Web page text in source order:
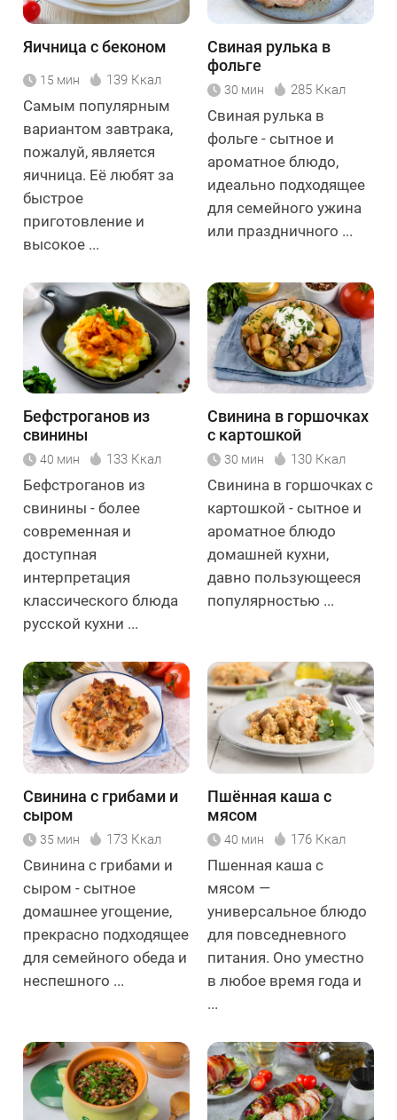
Яичница с беконом
15 мин 139 Ккал
Самым популярным
вариантом завтрака,
пожалуй, является
яичница. Её любят за
быстрое
приготовление и
высокое ...
Свиная рулька в
фольге
30 мин 285 Ккал
Свиная рулька в
фольге - сытное и
ароматное блюдо,
идеально подходящее
для семейного ужина
или праздничного ...
Бефстроганов из
свинины
40 мин 133 Ккал
Бефстроганов из
свинины - более
современная и
доступная
интерпретация
классического блюда
русской кухни ...
Свинина в горшочках
с картошкой
30 мин 130 Ккал
Свинина в горшочках с
картошкой - сытное и
ароматное блюдо
домашней кухни,
давно пользующееся
популярностью ...
Свинина с грибами и
сыром
35 мин 173 Ккал
Свинина с грибами и
сыром - сытное
домашнее угощение,
прекрасно подходящее
для семейного обеда и
неспешного ...
Пшённая каша с
мясом
40 мин 176 Ккал
Пшенная каша с
мясом —
универсальное блюдо
для повседневного
питания. Оно уместно
в любое время года и
...